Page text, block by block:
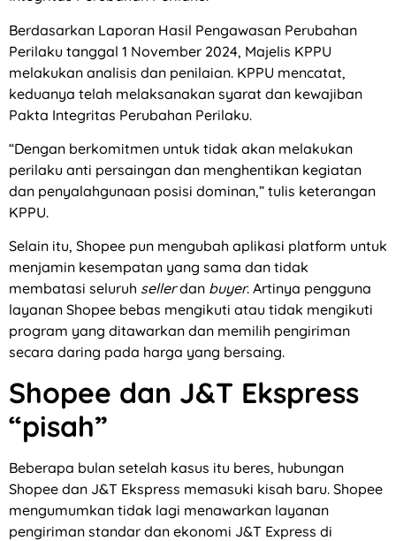
Berdasarkan Laporan Hasil Pengawasan Perubahan
Perilaku tanggal 1 November 2024, Majelis KPPU
melakukan analisis dan penilaian. KPPU mencatat,
keduanya telah melaksanakan syarat dan kewajiban
Pakta Integritas Perubahan Perilaku.
“Dengan berkomitmen untuk tidak akan melakukan
perilaku anti persaingan dan menghentikan kegiatan
dan penyalahgunaan posisi dominan,” tulis keterangan
KPPU.
Selain itu, Shopee pun mengubah aplikasi platform untuk
menjamin kesempatan yang sama dan tidak
membatasi seluruh sellerdan buyer. Artinya pengguna
layanan Shopee bebas mengikuti atau tidak mengikuti
program yang ditawarkan dan memilih pengiriman
secara daring pada harga yang bersaing.
Shopee dan J&T Ekspress
“pisah”
Beberapa bulan setelah kasus itu beres, hubungan
Shopee dan J&T Ekspress memasuki kisah baru. Shopee
mengumumkan tidak lagi menawarkan layanan
pengiriman standar dan ekonomi J&T Express di